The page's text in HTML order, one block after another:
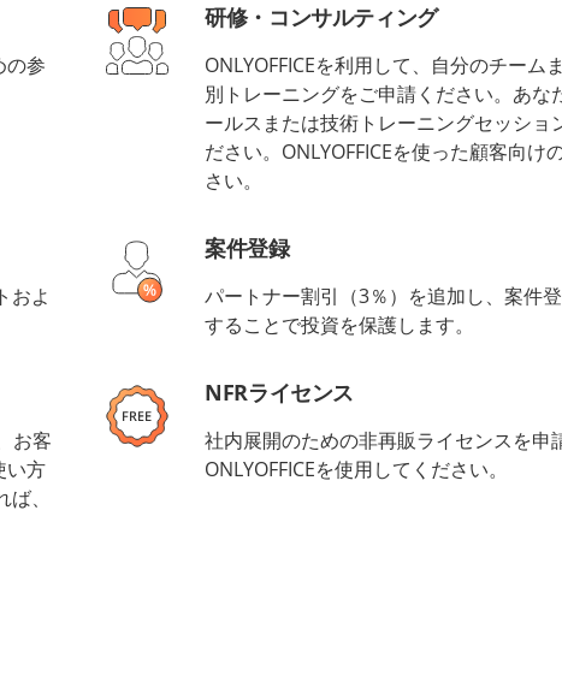
の参
研修・コンサルティング
ONLYOFFICEを利用して、自分のチーム
別トレーニングをご申請ください。あな
ールスまたは技術トレーニングセッショ
ださい。ONLYOFFICEを使った顧客向け
さい。
およ
案件登録
パートナー割引（3％）を追加し、案件
することで投資を保護します。
お客
い方
、
NFRライセンス
社内展開のための非再販ライセンスを申
ONLYOFFICEを使用してください。